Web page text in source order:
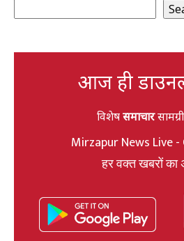
आज ही
विशेषसमाचार
Mirzapur News Live
हर वक्त खबरों